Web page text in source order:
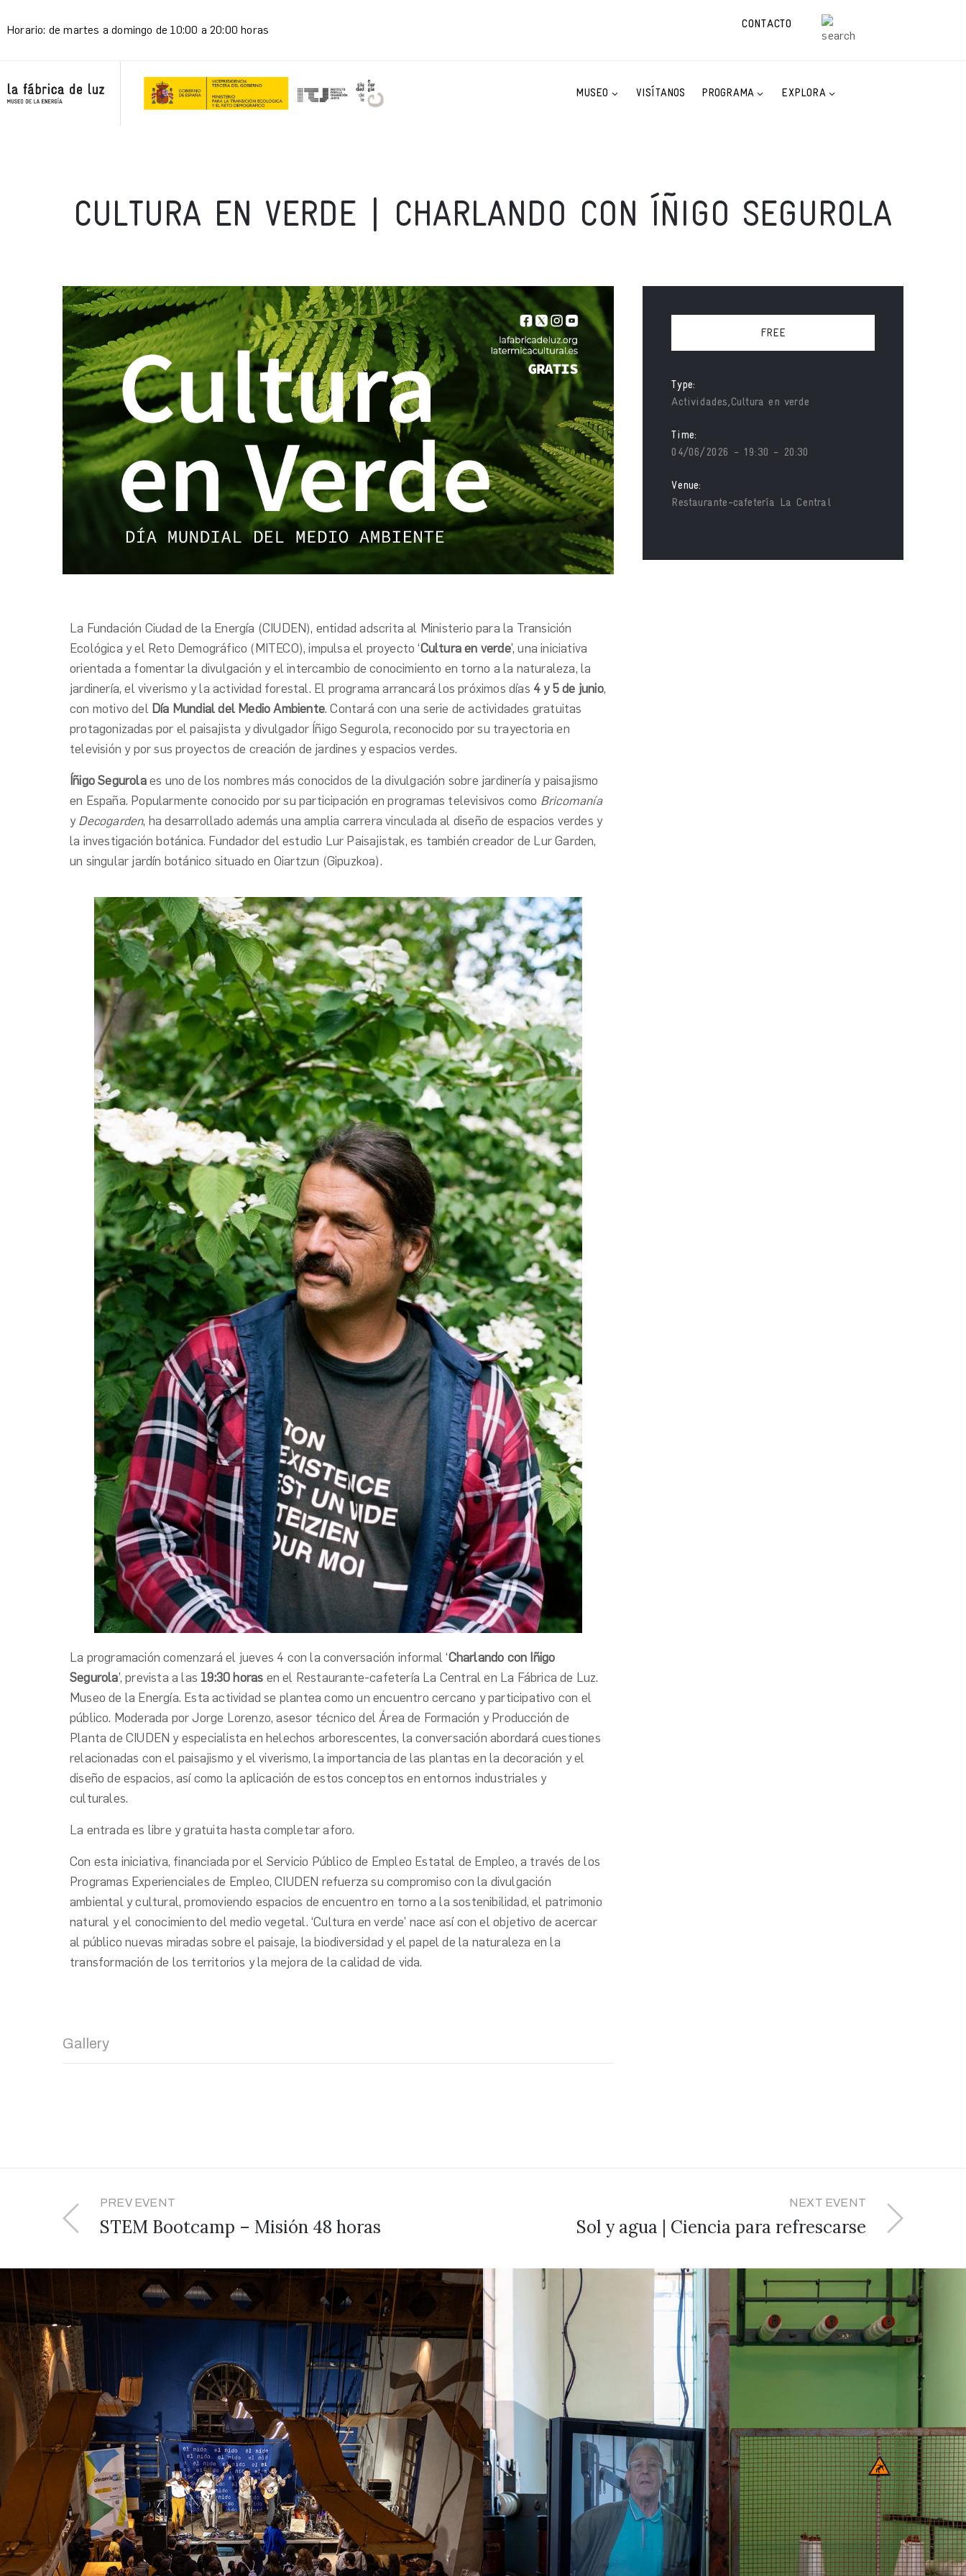
Horario: de martes a domingo de 10:00 a 20:00 horas CONTACTO
MUSEO VISÍTANOS PROGRAMA EXPLORA
CULTURA EN VERDE | CHARLANDO CON ÍÑIGO SEGUROLA
La Fundación Ciudad de la Energía (CIUDEN), entidad adscrita al Ministerio para la Transición
Ecológica y el Reto Demográfico (MITECO), impulsa el proyecto ‘Cultura en verde’, una iniciativa
orientada a fomentar la divulgación y el intercambio de conocimiento en torno a la naturaleza, la
jardinería, el viverismo y la actividad forestal. El programa arrancará los próximos días 4 y 5 de junio,
con motivo del Día Mundial del Medio Ambiente. Contará con una serie de actividades gratuitas
protagonizadas por el paisajista y divulgador Íñigo Segurola, reconocido por su trayectoria en
televisión y por sus proyectos de creación de jardines y espacios verdes.
Íñigo Segurolaes uno de los nombres más conocidos de la divulgación sobre jardinería y paisajismo
en España. Popularmente conocido por su participación en programas televisivos como Bricomanía
y Decogarden, ha desarrollado además una amplia carrera vinculada al diseño de espacios verdes y
la investigación botánica. Fundador del estudio Lur Paisajistak, es también creador de Lur Garden,
un singular jardín botánico situado en Oiartzun (Gipuzkoa).
La programación comenzará el jueves 4 con la conversación informal ‘Charlando con Iñigo
Segurola’, prevista a las 19:30 horas en el Restaurante-cafetería La Central en La Fábrica de Luz.
Museo de la Energía. Esta actividad se plantea como un encuentro cercano y participativo con el
público. Moderada por Jorge Lorenzo, asesor técnico del Área de Formación y Producción de
Planta de CIUDEN y especialista en helechos arborescentes, la conversación abordará cuestiones
relacionadas con el paisajismo y el viverismo, la importancia de las plantas en la decoración y el
diseño de espacios, así como la aplicación de estos conceptos en entornos industriales y
culturales.
La entrada es libre y gratuita hasta completar aforo.
Con esta iniciativa, financiada por el Servicio Público de Empleo Estatal de Empleo, a través de los
Programas Experienciales de Empleo, CIUDEN refuerza su compromiso con la divulgación
ambiental y cultural, promoviendo espacios de encuentro en torno a la sostenibilidad, el patrimonio
natural y el conocimiento del medio vegetal. ‘Cultura en verde’ nace así con el objetivo de acercar
al público nuevas miradas sobre el paisaje, la biodiversidad y el papel de la naturaleza en la
transformación de los territorios y la mejora de la calidad de vida.
Gallery
FREE
Type:
Actividades,Cultura en verde
Time:
04/06/2026 - 19:30 - 20:30
Venue:
Restaurante-cafetería La Central
PREV EVENT
STEM Bootcamp – Misión 48 horas
NEXT EVENT
Sol y agua | Ciencia para refrescarse